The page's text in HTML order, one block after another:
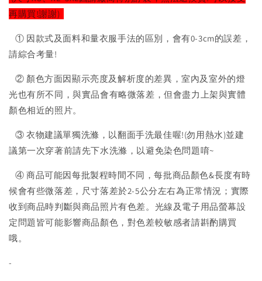
再購買!謝謝)
① 因款式及面料和量衣服手法的區別，會有0-3cm的誤差，
請綜合考量!
② 顏色方面因顯示亮度及解析度的差異，室內及室外的燈
光也有所不同，與實品會有略微落差，但會盡力上架與實體
顏色相近的照片。
③ 衣物建議單獨洗滌，以翻面手洗最佳喔!(勿用熱水)並建
議第一次穿著前請先下水洗滌，以避免染色問題唷~
④ 商品可能因每批製程時間不同，每批商品顏色&長度有時
候會有些微落差，尺寸落差於2-5公分左右為正常情況；實際
收到商品時判斷與商品照片有色差。光線及電子用品螢幕設
定問題皆可能影響商品顏色，對色差較敏感者請斟酌購買
哦。
-